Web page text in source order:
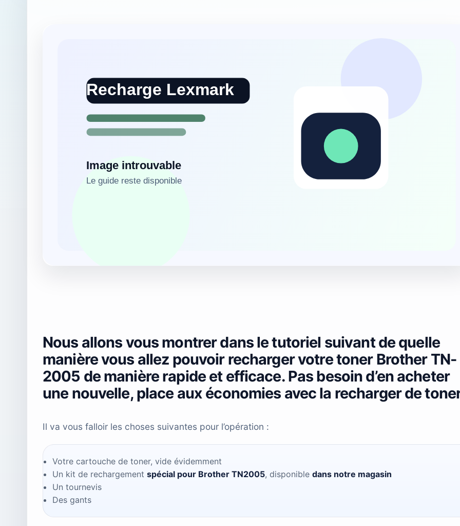
Nous allons vous montrer dans le tutoriel suivant de quelle
manière vous allez pouvoir recharger votre toner Brother TN-
2005 de manière rapide et efficace. Pas besoin d’en acheter
une nouvelle, place aux économies avec la recharger de
Il va vous falloir les choses suivantes pour l’opération :
Votre cartouche de toner, vide évidemment
Un kit de rechargement spécial pour Brother TN2005, disponible dans notre magasin
Un tournevis
Des gants